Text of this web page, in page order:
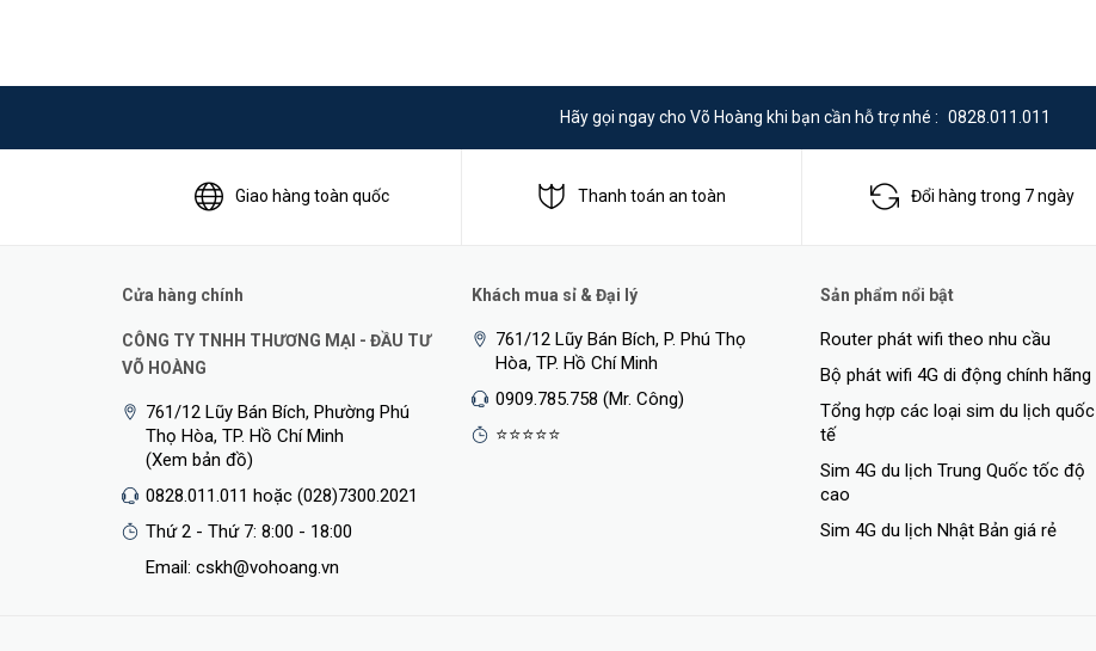
Hãy gọi ngay cho Võ Hoàng khi bạn cần hỗ trợ nhé : 0828.011.011
Giao hàng toàn quốc Thanh toán an toàn Đổi hàng trong 7 ngày
Cửa hàng chính
CÔNG TY TNHH THƯƠNG MẠI - ĐẦU TƯ
VÕ HOÀNG
761/12 Lũy Bán Bích, Phường Phú
Thọ Hòa, TP. Hồ Chí Minh
(Xem bản đồ)
0828.011.011 hoặc (028)7300.2021
Thứ 2 - Thứ 7: 8:00 - 18:00
Email: cskh@vohoang.vn
Khách mua sỉ & Đại lý
761/12 Lũy Bán Bích, P. Phú Thọ
Hòa, TP. Hồ Chí Minh
0909.785.758 (Mr. Công)
⭐⭐⭐⭐⭐
Sản phẩm nổi bật
Router phát wifi theo nhu cầu
Bộ phát wifi 4G di động chính hãng
Tổng hợp các loại sim du lịch quốc
tế
Sim 4G du lịch Trung Quốc tốc độ
cao
Sim 4G du lịch Nhật Bản giá rẻ